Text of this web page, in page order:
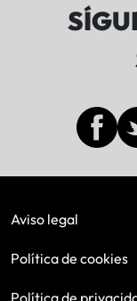
Aviso legal
Política de cookies
Política de